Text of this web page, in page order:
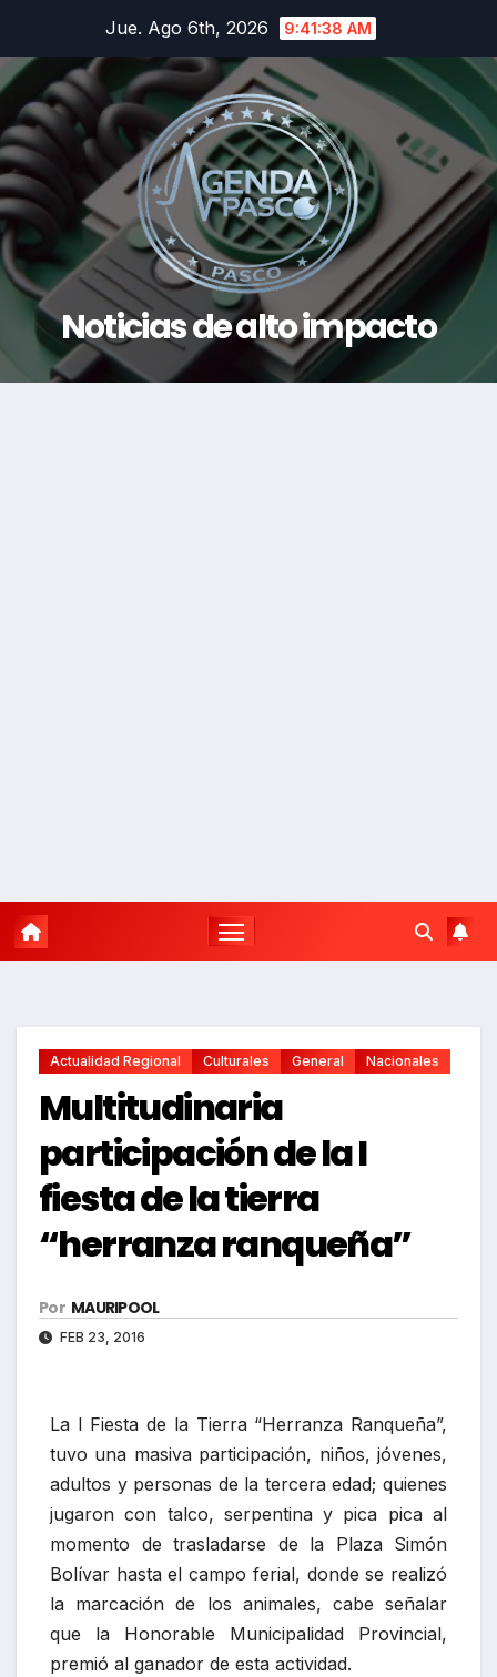
contenido
Jue. Ago 6th, 2026 9:41:39 AM
Noticias de alto impacto
Actualidad Regional Culturales General Nacionales
Multitudinaria
participación de la I
fiesta de la tierra
“herranza ranqueña”
Por MAURIPOOL
FEB 23, 2016
La I Fiesta de la Tierra “Herranza Ranqueña”,
tuvo una masiva participación, niños, jóvenes,
adultos y personas de la tercera edad; quienes
jugaron con talco, serpentina y pica pica al
momento de trasladarse de la Plaza Simón
Bolívar hasta el campo ferial, donde se realizó
la marcación de los animales, cabe señalar
que la Honorable Municipalidad Provincial,
premió al ganador de esta actividad.